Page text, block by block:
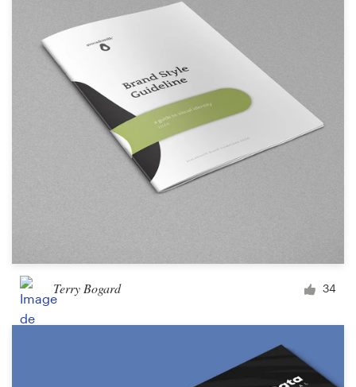
Terry Bogard 34